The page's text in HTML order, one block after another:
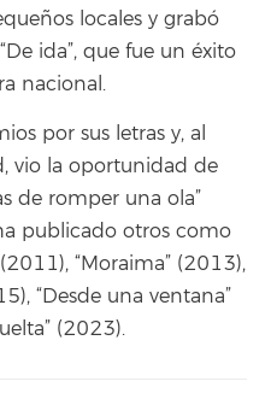
locales y grabó
ida”, que fue un éxito
nacional.
por sus letras y, al
vio la oportunidad de
de romper una ola”
publicado otros como
“Moraima” (2013),
“Desde una ventana”
(2023).